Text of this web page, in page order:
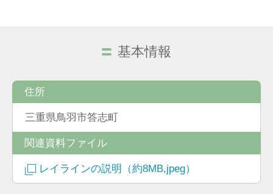
基本情報
住所
三重県鳥羽市答志町
関連資料ファイル
レイラインの説明（約8MB,jpeg）